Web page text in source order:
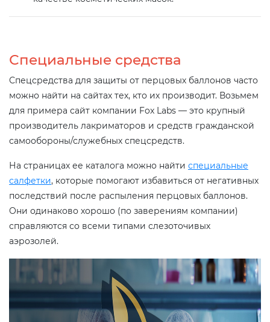
Специальные средства
Спецсредства для защиты от перцовых баллонов часто
можно найти на сайтах тех, кто их производит. Возьмем
для примера сайт компании Fox Labs — это крупный
производитель лакриматоров и средств гражданской
самообороны/служебных спецсредств.
На страницах ее каталога можно найти специальные
салфетки, которые помогают избавиться от негативных
последствий после распыления перцовых баллонов.
Они одинаково хорошо (по заверениям компании)
справляются со всеми типами слезоточивых
аэрозолей.